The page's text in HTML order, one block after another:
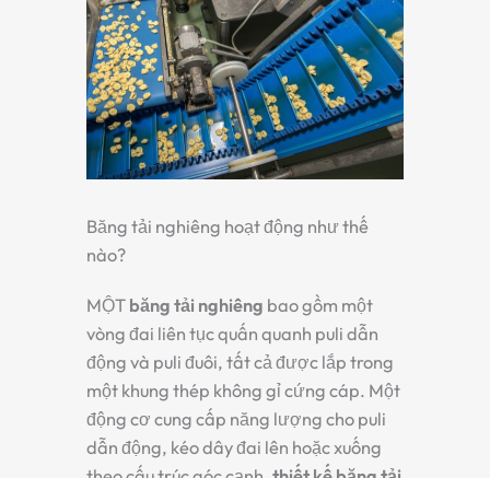
Băng tải nghiêng hoạt động như thế
nào?
MỘT băng tải nghiêng bao gồm một
vòng đai liên tục quấn quanh puli dẫn
động và puli đuôi, tất cả được lắp trong
một khung thép không gỉ cứng cáp. Một
động cơ cung cấp năng lượng cho puli
dẫn động, kéo dây đai lên hoặc xuống